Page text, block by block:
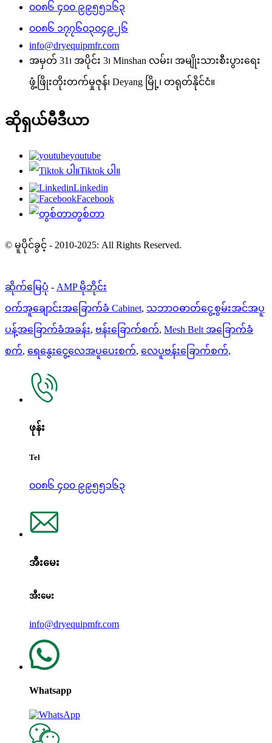
၀၀၈၆ ၄၀၀ ၉၉၅၅၁၆၃
၀၀၈၆ ၁၇၇၆၀၃၀၄၉၂၆
info@dryequipmfr.com
အမှတ် 31၊ အပိုင်း 3၊ Minshan လမ်း၊ အမျိုးသားစီးပွားရေး
ဖွံ့ဖြိုးတိုးတက်မှုဇုန်၊ Deyang မြို့၊ တရုတ်နိုင်ငံ။
ဆိုရှယ်မီဒီယာ
youtube
Tiktok ပါ။
Linkedin
Facebook
တွစ်တာ
© မူပိုင်ခွင့် - 2010-2025: All Rights Reserved.
ဆိုက်မြေပုံ - AMP မိုဘိုင်း
ဝက်အူချောင်းအခြောက်ခံ Cabinet, သဘာဝဓာတ်ငွေ့စွမ်းအင်အပူ
ပန့်အခြောက်ခံအခန်း, ဗန်းခြောက်စက်, Mesh Belt အခြောက်ခံ
စက်, ရေနွေးငွေ့လေအပူပေးစက်, လေပူဗန်းခြောက်စက်,
ဖုန်း
Tel
၀၀၈၆ ၄၀၀ ၉၉၅၅၁၆၃
အီးမေး
အီးမေး
info@dryequipmfr.com
Whatsapp